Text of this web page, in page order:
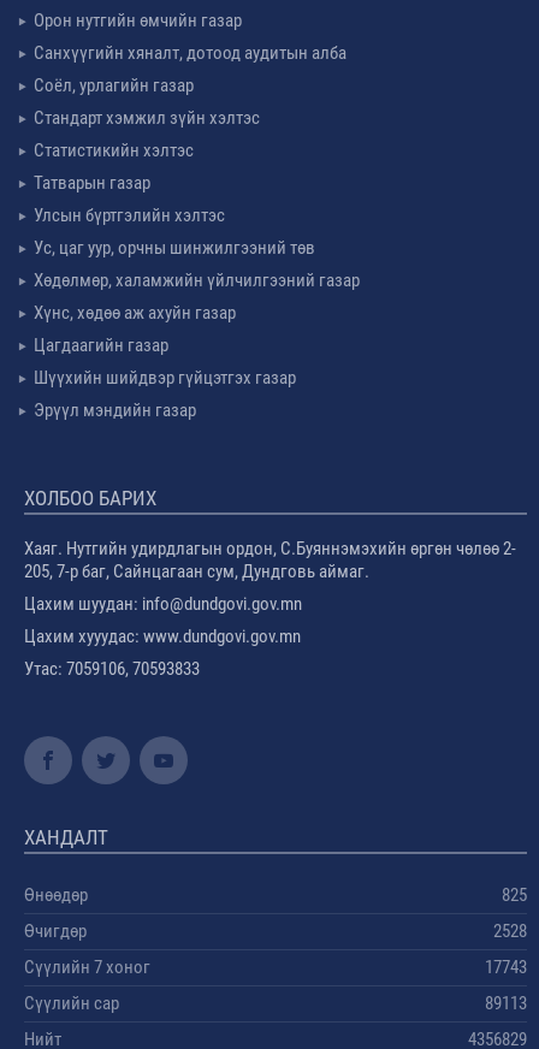
Орон нутгийн өмчийн газар
Санхүүгийн хяналт, дотоод аудитын алба
Соёл, урлагийн газар
Стандарт хэмжил зүйн хэлтэс
Статистикийн хэлтэс
Татварын газар
Улсын бүртгэлийн хэлтэс
Ус, цаг уур, орчны шинжилгээний төв
Хөдөлмөр, халамжийн үйлчилгээний газар
Хүнс, хөдөө аж ахуйн газар
Цагдаагийн газар
Шүүхийн шийдвэр гүйцэтгэх газар
Эрүүл мэндийн газар
ХОЛБОО БАРИХ
Хаяг. Нутгийн удирдлагын ордон, С.Буяннэмэхийн өргөн чөлөө 2-
205, 7-р баг, Сайнцагаан сум, Дундговь аймаг.
Цахим шуудан: info@dundgovi.gov.mn
Цахим хууудас: www.dundgovi.gov.mn
Утас: 7059106, 70593833
ХАНДАЛТ
Өнөөдөр
825
Өчигдөр
2528
Сүүлийн 7 хоног
17743
Сүүлийн сар
89113
Нийт
4356829